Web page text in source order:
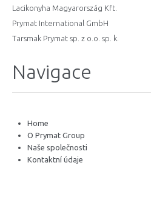
Lacikonyha Magyarország Kft.
Prymat International GmbH
Tarsmak Prymat sp. z o.o. sp. k.
Navigace
Home
O Prymat Group
Naše společnosti
Kontaktní údaje